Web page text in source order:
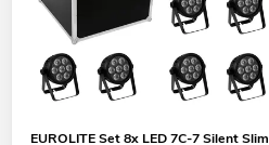
EUROLITE Set 8x LED 7C-7 Silent Slim